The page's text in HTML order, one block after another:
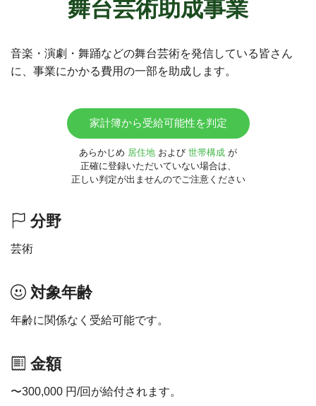
舞台芸術助成事業
音楽・演劇・舞踊などの舞台芸術を発信している皆さん
に、事業にかかる費用の一部を助成します。
家計簿から受給可能性を判定
あらかじめ 居住地 および 世帯構成 が
正確に登録いただいていない場合は、
正しい判定が出ませんのでご注意ください
分野
芸術
対象年齢
年齢に関係なく受給可能です。
金額
〜300,000 円/回が給付されます。